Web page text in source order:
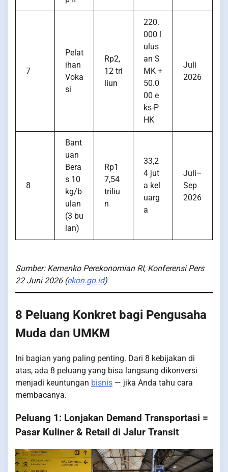
7
Pelat
ihan
Voka
si
Rp2,
12 tri
liun
220.
000 l
ulus
an S
MK +
50.0
00 e
ks-P
HK
Juli
2026
8
Bant
uan
Bera
s 10
kg/b
ulan
(3 bu
lan)
Rp1
7,54
triliu
n
33,2
4 jut
a kel
uarg
a
Juli–
Sep
2026
Sumber: Kemenko Perekonomian RI, Konferensi Pers
22 Juni 2026 (ekon.go.id)
8 Peluang Konkret bagi Pengusaha
Muda dan UMKM
Ini bagian yang paling penting. Dari 8 kebijakan di
atas, ada 8 peluang yang bisa langsung dikonversi
menjadi keuntungan bisnis — jika Anda tahu cara
membacanya.
Peluang 1: Lonjakan Demand Transportasi =
Pasar Kuliner & Retail di Jalur Transit